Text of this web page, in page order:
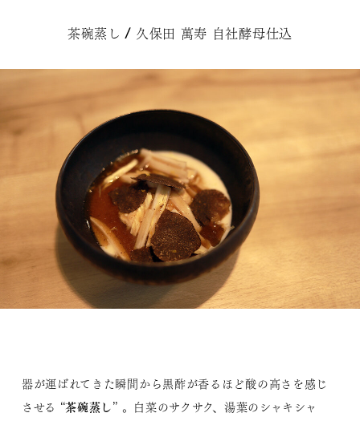
茶碗蒸し / 久保田 萬寿 自社酵母仕込
器が運ばれてきた瞬間から黒酢が香るほど酸の高さを感じ
させる “茶碗蒸し” 。白菜のサクサク、湯葉のシャキシャ